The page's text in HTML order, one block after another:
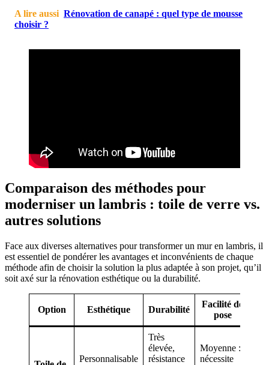
A lire aussi Rénovation de canapé : quel type de mousse
choisir ?
Comparaison des méthodes pour
moderniser un lambris : toile de verre vs.
autres solutions
Face aux diverses alternatives pour transformer un mur en lambris, il
est essentiel de pondérer les avantages et inconvénients de chaque
méthode afin de choisir la solution la plus adaptée à son projet, qu’il
soit axé sur la rénovation esthétique ou la durabilité.
Option Esthétique Durabilité
Facilité de
pose
Personnalisable
Très
élevée,
résistance
Moyenne :
nécessite